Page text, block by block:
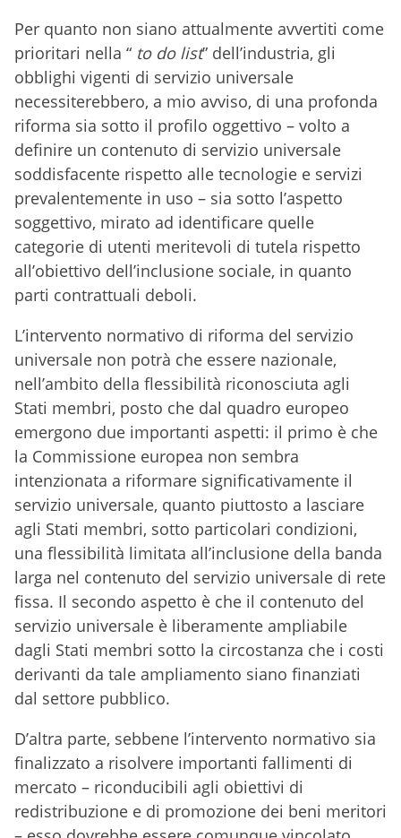
Per quanto non siano attualmente avvertiti come
prioritari nella “ to do list” dell’industria, gli
obblighi vigenti di servizio universale
necessiterebbero, a mio avviso, di una profonda
riforma sia sotto il profilo oggettivo – volto a
definire un contenuto di servizio universale
soddisfacente rispetto alle tecnologie e servizi
prevalentemente in uso – sia sotto l’aspetto
soggettivo, mirato ad identificare quelle
categorie di utenti meritevoli di tutela rispetto
all’obiettivo dell’inclusione sociale, in quanto
parti contrattuali deboli.
L’intervento normativo di riforma del servizio
universale non potrà che essere nazionale,
nell’ambito della flessibilità riconosciuta agli
Stati membri, posto che dal quadro europeo
emergono due importanti aspetti: il primo è che
la Commissione europea non sembra
intenzionata a riformare significativamente il
servizio universale, quanto piuttosto a lasciare
agli Stati membri, sotto particolari condizioni,
una flessibilità limitata all’inclusione della banda
larga nel contenuto del servizio universale di rete
fissa. Il secondo aspetto è che il contenuto del
servizio universale è liberamente ampliabile
dagli Stati membri sotto la circostanza che i costi
derivanti da tale ampliamento siano finanziati
dal settore pubblico.
D’altra parte, sebbene l’intervento normativo sia
finalizzato a risolvere importanti fallimenti di
mercato – riconducibili agli obiettivi di
redistribuzione e di promozione dei beni meritori